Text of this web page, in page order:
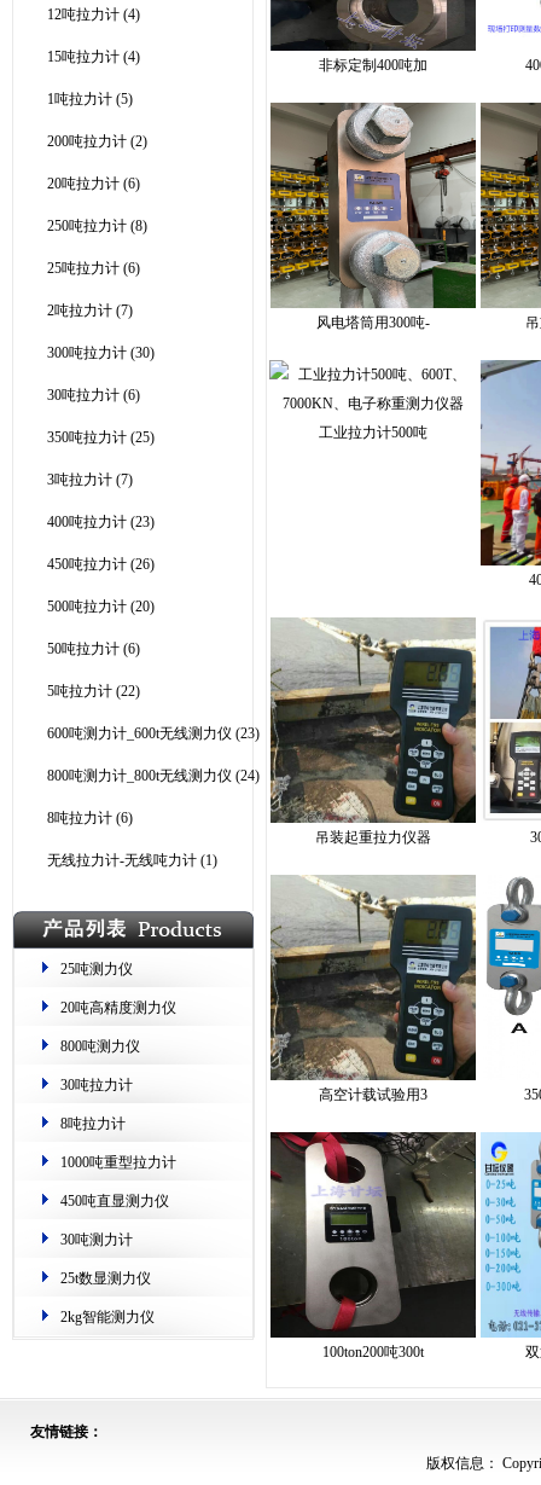
12吨拉力计 (4)
15吨拉力计 (4)
1吨拉力计 (5)
200吨拉力计 (2)
20吨拉力计 (6)
250吨拉力计 (8)
25吨拉力计 (6)
2吨拉力计 (7)
300吨拉力计 (30)
30吨拉力计 (6)
350吨拉力计 (25)
3吨拉力计 (7)
400吨拉力计 (23)
450吨拉力计 (26)
500吨拉力计 (20)
50吨拉力计 (6)
5吨拉力计 (22)
600吨测力计_600t无线测力仪 (23)
800吨测力计_800t无线测力仪 (24)
8吨拉力计 (6)
无线拉力计-无线吨力计 (1)
25吨测力仪
20吨高精度测力仪
800吨测力仪
30吨拉力计
8吨拉力计
1000吨重型拉力计
450吨直显测力仪
30吨测力计
25t数显测力仪
2kg智能测力仪
非标定制400吨加
风电塔筒用300吨-
工业拉力计500吨
吊装起重拉力仪器
高空计载​试验用3
100ton200吨300t
友情链接：
版权信息：